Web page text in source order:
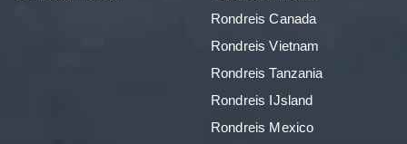
Rondreis Canada
Rondreis Vietnam
Rondreis Tanzania
Rondreis IJsland
Rondreis Mexico